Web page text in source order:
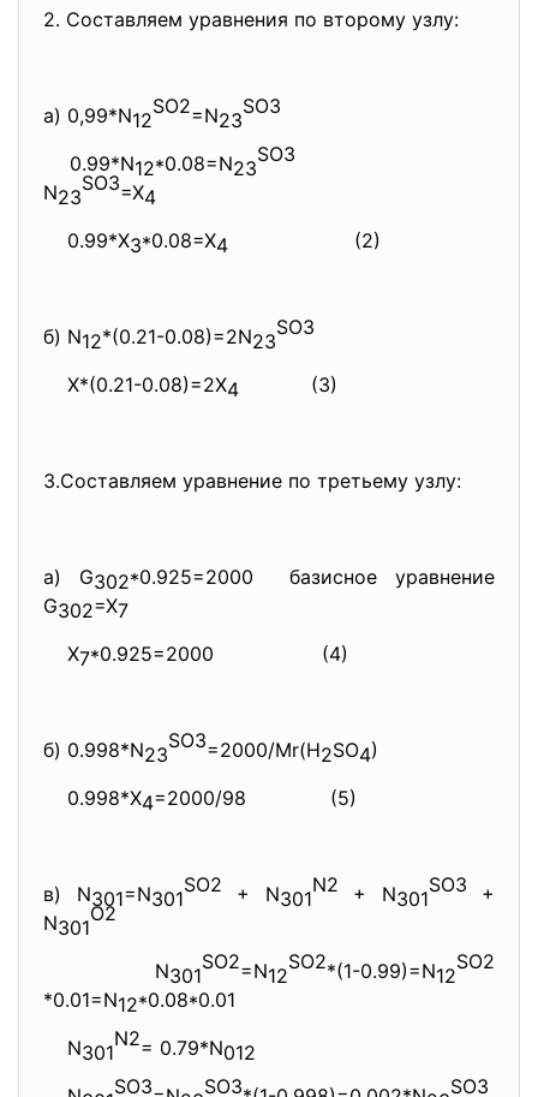
2. Составляем уравнения по второму узлу:
а) 0,99*N12
SO2=N23
SO3
0.99*N12*0.08=N23
SO3
N23
SO3=X4
0.99*X3*0.08=X4 (2)
б) N12*(0.21-0.08)=2N23
SO3
X*(0.21-0.08)=2X4 (3)
3.Составляем уравнение по третьему узлу:
а) G302*0.925=2000 базисное уравнение
G302=X7
X7*0.925=2000 (4)
б) 0.998*N23
SO3=2000/Mr(H2SO4)
0.998*X4=2000/98 (5)
в) N301=N301
SO2 + N301
N2 + N301
SO3 +
N301
O2
N301
SO2=N12
SO2*(1-0.99)=N12
SO2
*0.01=N12*0.08*0.01
N301
N2= 0.79*N012
SO3 SO3 SO3